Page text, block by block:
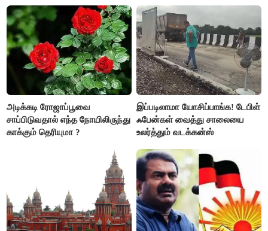
அடிக்கடி ரோஜாப்பூவை
சாப்பிடுவதால் எந்த நோயிலிருந்து
காக்கும் தெரியுமா ?
இப்படிலாமா யோசிப்பாங்க! டேபிள்
ஃபேன்கள் வைத்து சாலையை
உலர்த்தும் வடக்கன்ஸ்